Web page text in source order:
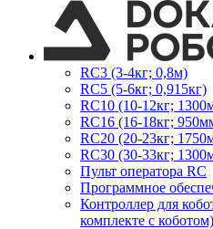
RC3 (3-4кг; 0,8м)
RC5 (5-6кг; 0,915кг)
RC10 (10-12кг;
RC16 (16-18кг;
RC20 (20-23кг;
RC30 (30-33кг;
Пульт оператора RC
Программное
Контроллер для
комплекте с коботом)